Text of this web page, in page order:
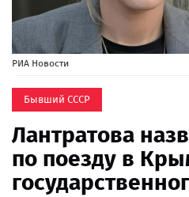
РИА Новости
Бывший СССР
Лантратова
по поезду в